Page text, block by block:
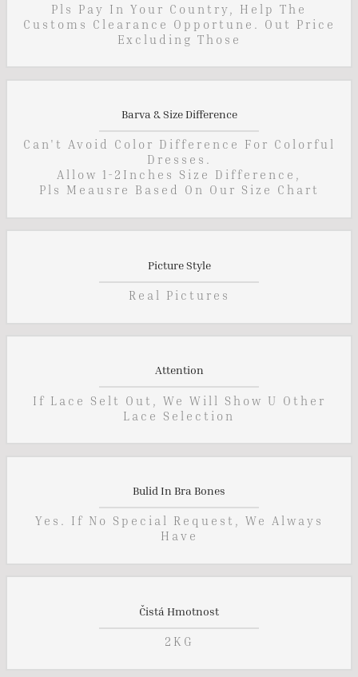
Pls Pay In Your Country, Help The
Customs Clearance Opportune. Out Price
Excluding Those
Barva & Size Difference
Can't Avoid Color Difference For Colorful
Dresses.
Allow 1-2Inches Size Difference,
Pls Meausre Based On Our Size Chart
Picture Style
Real Pictures
Attention
If Lace Selt Out, We Will Show U Other
Lace Selection
Bulid In Bra Bones
Yes. If No Special Request, We Always
Have
Čistá Hmotnost
2KG